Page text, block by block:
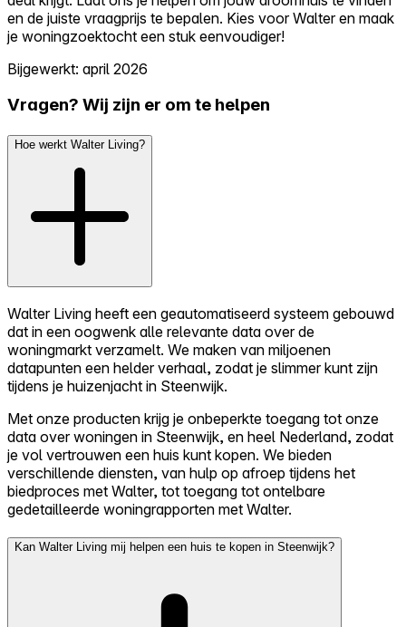
en de juiste vraagprijs te bepalen. Kies voor Walter en maak
je woningzoektocht een stuk eenvoudiger!
Bijgewerkt: april 2026
Vragen? Wij zijn er om te helpen
Hoe werkt Walter Living?
Walter Living heeft een geautomatiseerd systeem gebouwd
dat in een oogwenk alle relevante data over de
woningmarkt verzamelt. We maken van miljoenen
datapunten een helder verhaal, zodat je slimmer kunt zijn
tijdens je huizenjacht in Steenwijk.
Met onze producten krijg je onbeperkte toegang tot onze
data over woningen in Steenwijk, en heel Nederland, zodat
je vol vertrouwen een huis kunt kopen. We bieden
verschillende diensten, van hulp op afroep tijdens het
biedproces met Walter, tot toegang tot ontelbare
gedetailleerde woningrapporten met Walter.
Kan Walter Living mij helpen een huis te kopen in Steenwijk?